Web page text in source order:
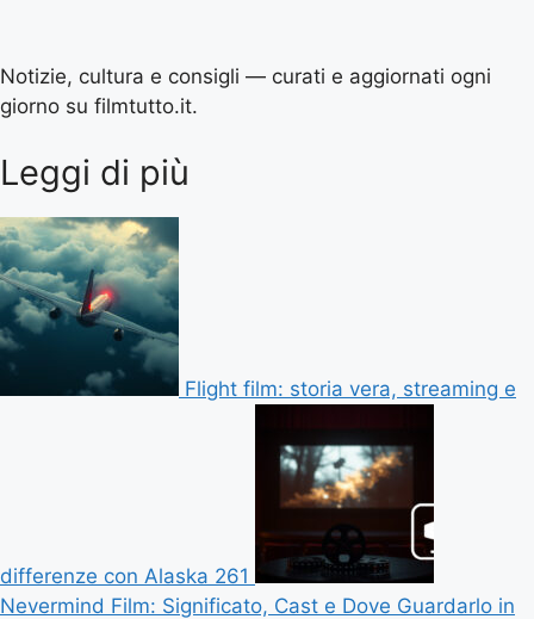
Notizie, cultura e consigli — curati e aggiornati ogni
giorno su filmtutto.it.
Leggi di più
Flight film: storia vera, streaming e
differenze con Alaska 261
Nevermind Film: Significato, Cast e Dove Guardarlo in